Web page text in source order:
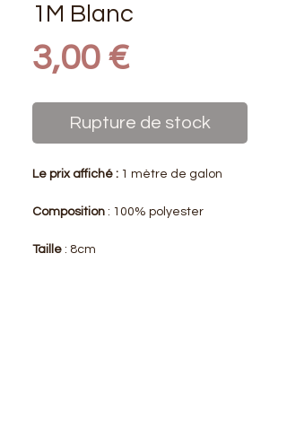
1M Blanc
3,00 €Prix
Rupture de stock
Le prix affiché : 1 mètre de galon
Composition : 100% polyester
Taille : 8cm